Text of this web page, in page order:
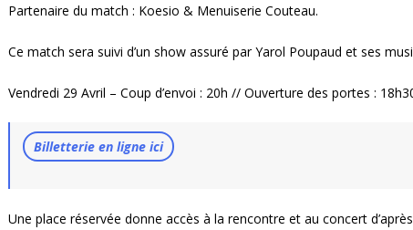
Partenaire du match : Koesio & Menuiserie Couteau.
Ce match sera suivi d’un show assuré par Yarol Poupaud et ses
Vendredi 29 Avril – Coup d’envoi : 20h // Ouverture des portes :
Billetterie en ligne ici
Une place réservée donne accès à la rencontre et au concert